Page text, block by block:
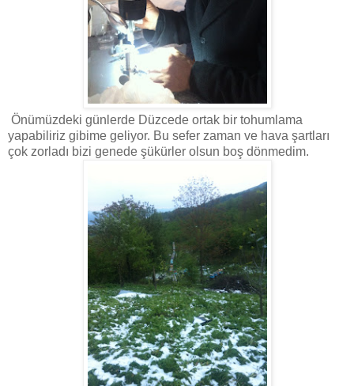
Önümüzdeki günlerde Düzcede ortak bir tohumlama
yapabiliriz gibime geliyor. Bu sefer zaman ve hava şartları
çok zorladı bizi genede şükürler olsun boş dönmedim.